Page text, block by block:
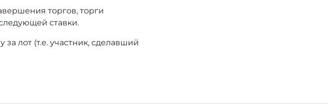
торгов, торги
ставки.
лот (т.е. участник, сделавший